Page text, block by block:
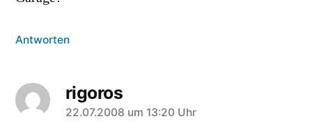
Antworten
rigoros
sagt:
22.07.2008 um 13:20 Uhr